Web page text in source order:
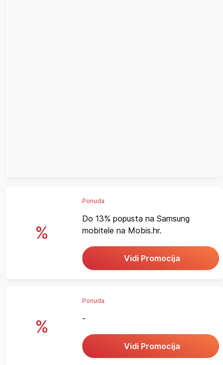
%
Ponuda
Do 13% popusta na Samsung
mobitele na Mobis.hr.
Vidi Promocija
%
Ponuda
-
Vidi Promocija